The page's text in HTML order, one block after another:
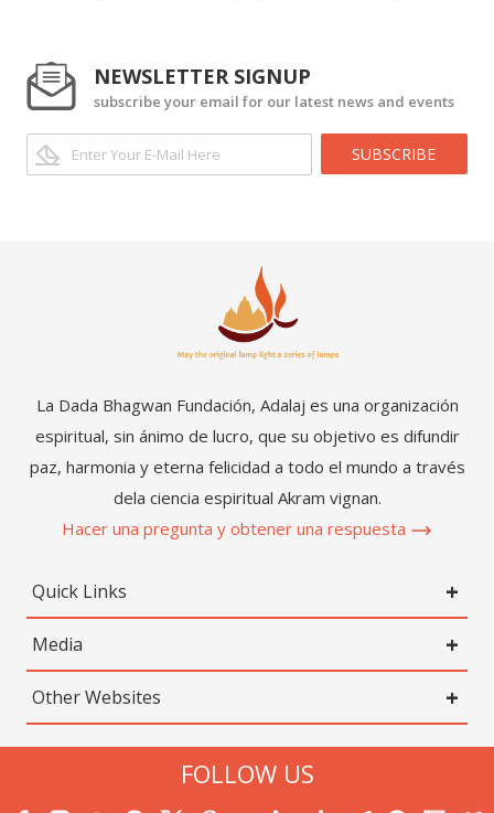
NEWSLETTER SIGNUP
subscribe your email for our latest news and events
SUBSCRIBE
La Dada Bhagwan Fundación, Adalaj es una organización
espiritual, sin ánimo de lucro, que su objetivo es difundir
paz, harmonia y eterna felicidad a todo el mundo a través
dela ciencia espiritual Akram vignan.
Hacer una pregunta y obtener una respuesta
Quick Links
Media
Other Websites
FOLLOW US